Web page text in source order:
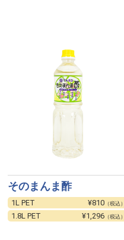
そのまんま酢
1L PET ¥810 （税込）
1.8L PET ¥1,296 （税込）